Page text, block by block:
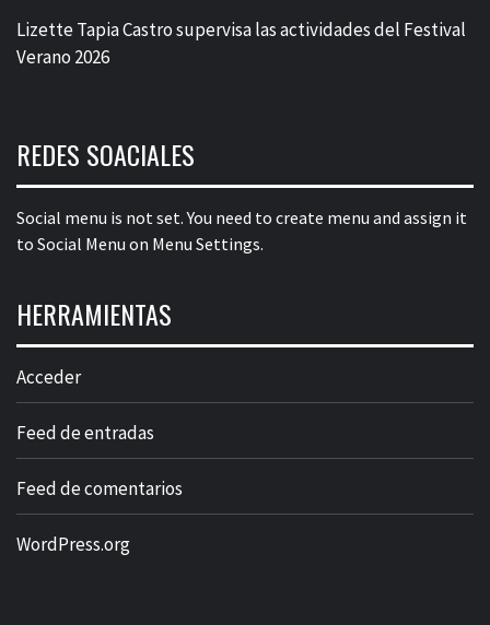
Lizette Tapia Castro supervisa las actividades del Festival
Verano 2026
REDES SOACIALES
Social menu is not set. You need to create menu and assign it
to Social Menu on Menu Settings.
HERRAMIENTAS
Acceder
Feed de entradas
Feed de comentarios
WordPress.org